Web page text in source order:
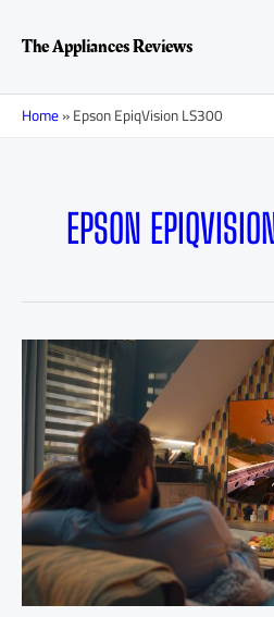
содержимому
The Appliances Reviews
Home»Epson EpiqVision LS300
EPSON